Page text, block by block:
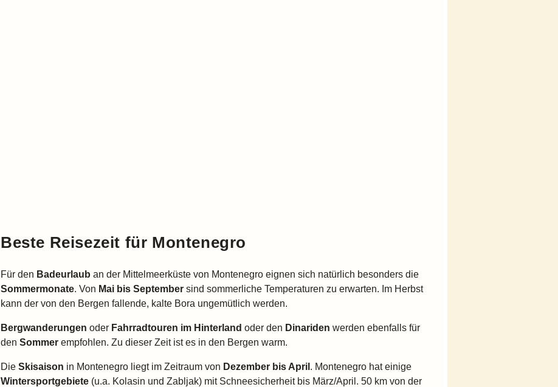
Beste Reisezeit für Montenegro
Für den Badeurlaub an der Mittelmeerküste von Montenegro eignen sich natürlich besonders die
Sommermonate. Von Mai bis September sind sommerliche Temperaturen zu erwarten. Im Herbst
kann der von den Bergen fallende, kalte Bora ungemütlich werden.
Bergwanderungen oder Fahrradtouren im Hinterland oder den Dinariden werden ebenfalls für
den Sommer empfohlen. Zu dieser Zeit ist es in den Bergen warm.
Die Skisaison in Montenegro liegt im Zeitraum von Dezember bis April . Montenegro hat einige
Wintersportgebiete (u.a. Kolasin und Zabljak) mit Schneesicherheit bis März/April. 50 km von der